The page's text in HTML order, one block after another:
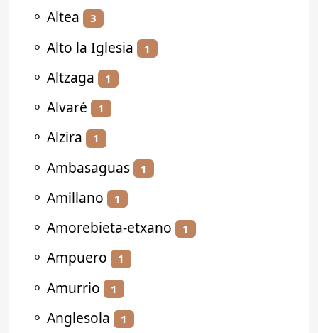
⚬ Altea 3
⚬ Alto la Iglesia 1
⚬ Altzaga 1
⚬ Alvaré 1
⚬ Alzira 1
⚬ Ambasaguas 1
⚬ Amillano 1
⚬ Amorebieta-etxano 1
⚬ Ampuero 1
⚬ Amurrio 1
⚬ Anglesola 1